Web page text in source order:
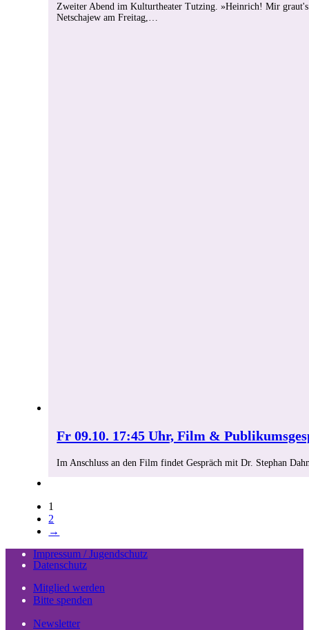
Zweiter Abend im Kulturtheater Tutzing. »Heinrich! Mir
Netschajew am Freitag,…
Fr 09.10. 17:45 Uhr, Film &
Im Anschluss an den Film findet Gespräch mit Dr. Stephan
1
2
→
Impressum / Jugendschutz
Datenschutz
Mitglied werden
Bitte spenden
Newsletter